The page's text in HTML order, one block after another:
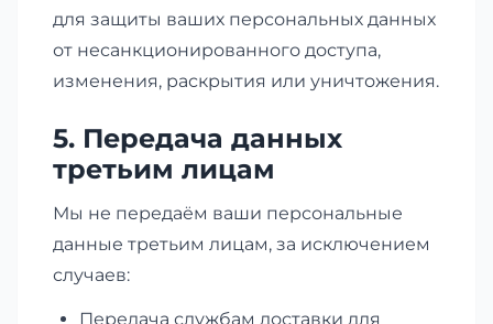
для защиты ваших персональных данных
от несанкционированного доступа,
изменения, раскрытия или уничтожения.
5. Передача данных
третьим лицам
Мы не передаём ваши персональные
данные третьим лицам, за исключением
случаев:
Передача службам доставки для